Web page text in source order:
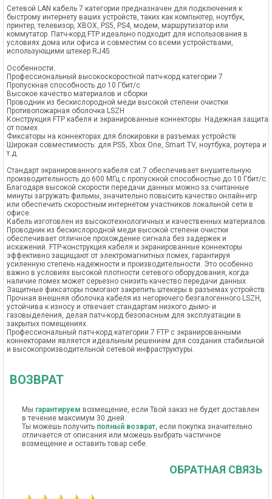
Сетевой LAN кабель 7 категории предназначен для подключения к
быстрому интернету ваших устройств, таких как компьютер, ноутбук,
принтер, телевизор, XBOX, PS5, PS4, модем, маршрутизатор или
коммутатор. Патч-корд FTP идеально подходит для использования в
условиях дома или офиса и совместим со всеми устройствами,
использующими штекер RJ45.
Особенности:
Профессиональный высокоскоростной патч-корд категории 7
Пропускная способность до 10 Гбит/с
Высокое качество материалов и сборки
Проводник из бескислородной меди высокой степени очистки
Противопожарная оболочка LSZH
Конструкция FTP кабеля и экранированные коннекторы. Надежная защита
от помех
Фиксаторы на коннекторах для блокировки в разъемах устройств
Широкая совместимость: для PS5, Xbox One, Smart TV, ноутбука, роутера и
т.д.
Стандарт экранированного кабеля cat.7 обеспечивает внушительную
производительность до 600 МГц с пропускной способностью до 10 Гбит/с.
Благодаря высокой скорости передачи данных можно за считанные
минуты загружать фильмы, значительно повысить качество онлайн-игр
или обеспечить скоростным интернетом участников локальной сети в
офисе.
Кабель изготовлен из высокотехнологичных и качественных материалов.
Проводник из бескислородной меди высокой степени очистки
обеспечивает отличное прохождение сигнала без задержек и
искажений. FTP-конструкция кабеля и экранированные коннекторы
эффективно защищают от электромагнитных помех, гарантируя
усиленную степень надежности и производительности. Это особенно
важно в условиях высокой плотности сетевого оборудования, когда
наличие помех может серьезно снизить качество передачи данных.
Защитные фиксаторы помогают закрепить штекеры в разъемах устройств.
Прочная внешняя оболочка кабеля из негорючего безгалогенного LSZH,
устойчива к износу и отвечает стандартам низкого дымо- и
газовыделения, делая патч-корд безопасным для эксплуатации в
закрытых помещениях.
Профессиональный патч-корд категории 7 FTP с экранированными
коннекторами является идеальным решением для создания стабильной
и высокопроизводительной сетевой инфраструктуры.
ВОЗВРАТ
Мы гарантируем возмещение, если Твой заказ не будет доставлен
в течение максимум 30 дней.
Ты можешь получить полный возврат, если покупка значительно
отличается от описания или можешь выбрать частичное
возмещение и оставить товар себе.
ОБРАТНАЯ СВЯЗЬ